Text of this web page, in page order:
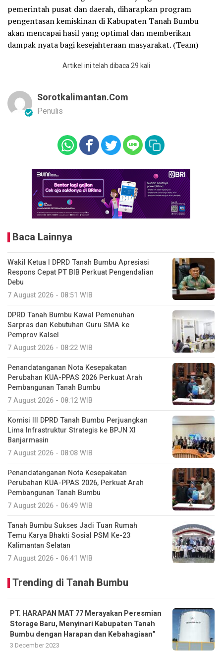
pemerintah pusat dan daerah, diharapkan program
pengentasan kemiskinan di Kabupaten Tanah Bumbu
akan mencapai hasil yang optimal dan memberikan
dampak nyata bagi kesejahteraan masyarakat. (Team)
Artikel ini telah dibaca 29 kali
Sorotkalimantan.com
Penulis
Baca Lainnya
Wakil Ketua I DPRD Tanah Bumbu Apresiasi
Respons Cepat PT BIB Perkuat Pengendalian
Debu
7 August 2026 - 08:51 WIB
DPRD Tanah Bumbu Kawal Pemenuhan
Sarpras dan Kebutuhan Guru SMA ke
Pemprov Kalsel
7 August 2026 - 08:22 WIB
Penandatanganan Nota Kesepakatan
Perubahan KUA-PPAS 2026 Perkuat Arah
Pembangunan Tanah Bumbu
7 August 2026 - 08:12 WIB
Komisi III DPRD Tanah Bumbu Perjuangkan
Lima Infrastruktur Strategis ke BPJN XI
Banjarmasin
7 August 2026 - 08:08 WIB
Penandatanganan Nota Kesepakatan
Perubahan KUA-PPAS 2026, Perkuat Arah
Pembangunan Tanah Bumbu
7 August 2026 - 06:49 WIB
Tanah Bumbu Sukses Jadi Tuan Rumah
Temu Karya Bhakti Sosial PSM Ke-23
Kalimantan Selatan
7 August 2026 - 06:41 WIB
Trending di Tanah Bumbu
PT. HARAPAN MAT 77 Merayakan Peresmian
Storage Baru, Menyinari Kabupaten Tanah
Bumbu dengan Harapan dan Kebahagiaan”
3 December 2023